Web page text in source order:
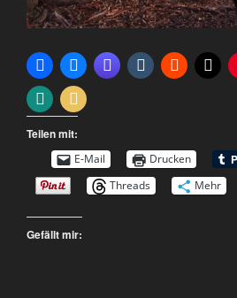
Teilen mit:
E-Mail Drucken
Threads
Mehr
Gefällt mir: